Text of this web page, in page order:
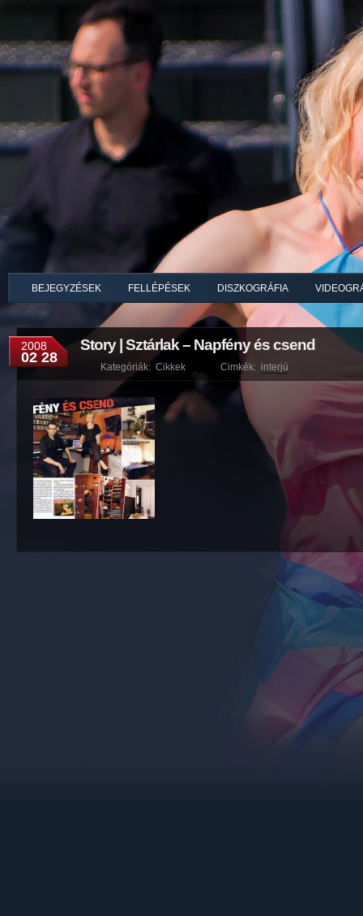
BEJEGYZÉSEK FELLÉPÉSEK DISZKOGRÁFIA
2008
02 28
Story | Sztárlak – Napfény és csend
Kategóriák: Cikkek Cimkék: interjú